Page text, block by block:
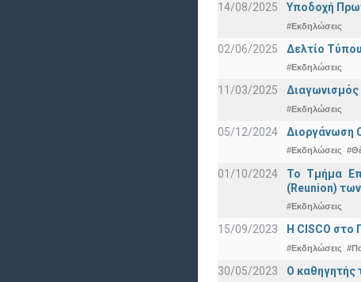
14/08/2025 Υποδοχή
#Εκδηλώσεις
02/06/2025 Δελτίο
#Εκδηλώσεις
11/03/2025 Διαγωνισμός
#Εκδηλώσεις
05/12/2024 Διοργάνωση
#Εκδηλώσεις
01/10/2024
Το Τμήμα
(Reunion)
#Εκδηλώσεις
15/09/2023 Η CISCO στο
#Εκδηλώσεις
30/05/2023 Ο καθηγητής